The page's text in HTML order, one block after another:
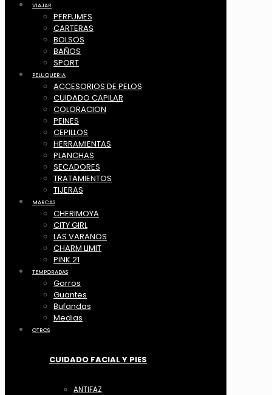
VIAJAR
PERFUMES
CARTERAS
BOLSOS
BAÑOS
SPORT
PELUQUERIA
ACCESORIOS DE PELOS
CUIDADO CAPILAR
COLORACION
PEINES
CEPILLOS
HERRAMIENTAS
PLANCHAS
SECADORES
TRATAMIENTOS
TIJERAS
MARCAS
CHERIMOYA
CITY GIRL
LAS VARANOS
CHARM LIMIT
PINK 21
TEMPORADAS
Gorros
Guantes
Bufandas
Medias
OTROS
CUIDADO FACIAL Y PIES
ANTIFAZ